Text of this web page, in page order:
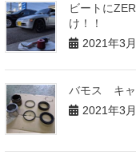
ビートに
け！！
2021年3
バモス キャ
2021年3